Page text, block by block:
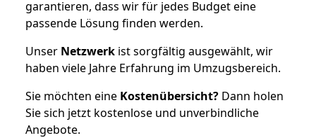
garantieren, dass wir für jedes Budget eine
passende Lösung finden werden.
Unser Netzwerk ist sorgfältig ausgewählt, wir
haben viele Jahre Erfahrung im Umzugsbereich.
Sie möchten eine Kostenübersicht? Dann holen
Sie sich jetzt kostenlose und unverbindliche
Angebote.